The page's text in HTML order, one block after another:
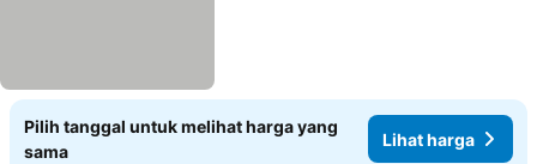
Pilih tanggal untuk melihat harga yang
sama
Lihat harga